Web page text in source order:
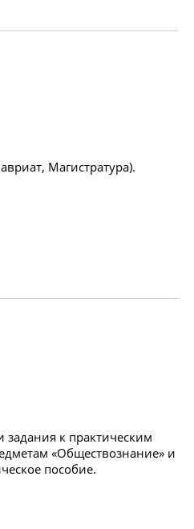
Магистратура).
задания к практическим
«Обществознание» и
пособие.